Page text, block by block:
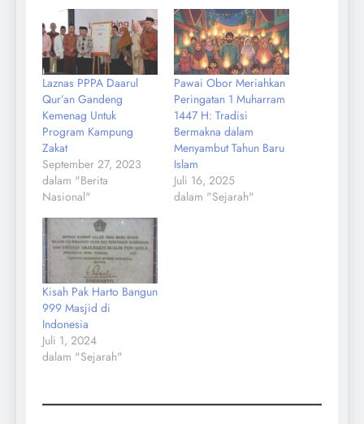
Laznas PPPA Daarul
Qur’an Gandeng
Kemenag Untuk
Program Kampung
Zakat
September 27, 2023
dalam "Berita
Nasional"
Pawai Obor Meriahkan
Peringatan 1 Muharram
1447 H: Tradisi
Bermakna dalam
Menyambut Tahun Baru
Islam
Juli 16, 2025
dalam "Sejarah"
Kisah Pak Harto Bangun
999 Masjid di
Indonesia
Juli 1, 2024
dalam "Sejarah"